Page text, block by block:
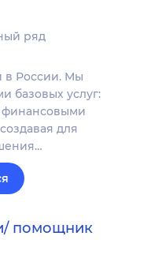
ряд
в России. Мы
базовых услуг:
для
помощник